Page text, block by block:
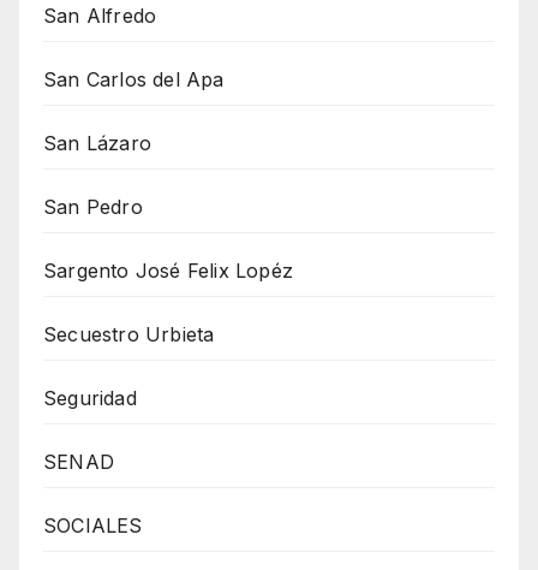
San Alfredo
San Carlos del Apa
San Lázaro
San Pedro
Sargento José Felix Lopéz
Secuestro Urbieta
Seguridad
SENAD
SOCIALES